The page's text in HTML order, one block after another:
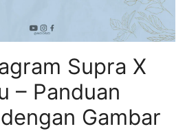
Supra X
– Panduan
Gambar